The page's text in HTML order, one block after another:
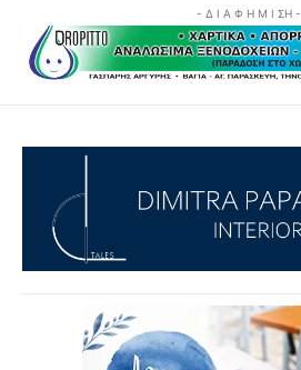
- Δ Ι Α Φ Η Μ Ι ΣΗ -